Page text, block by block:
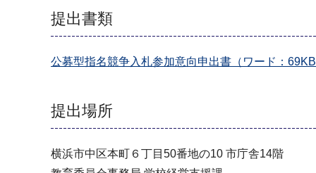
提出書類
公募型指名競争入札参加意向申出書（ワード：
提出場所
横浜市中区本町６丁目50番地の10 市庁舎14階